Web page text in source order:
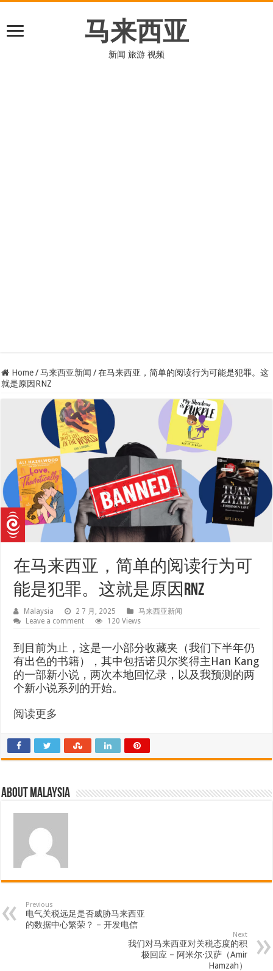
马来西亚
新闻 旅游 视频
Home / 马来西亚新闻 / 在马来西亚，简单的阅读行为可能是犯罪。这
就是原因RNZ
在马来西亚，简单的阅读行为可
能是犯罪。这就是原因RNZ
Malaysia 2 7 月, 2025
马来西亚新闻
Leave a comment
120 Views
到目前为止，这是一小部分收藏夹（我们下半年仍
有出色的书籍），其中包括诺贝尔奖得主Han Kang
的一部新小说，两次本地回忆录，以及我预测的两
个新小说系列的开始。
阅读更多
About Malaysia
Previous
电气关税远足是否威胁马来西亚
的数据中心繁荣？ – 开发电信
Next
我们对马来西亚对关税态度的积
极回应 – 阿米尔·汉萨（Amir
Hamzah）